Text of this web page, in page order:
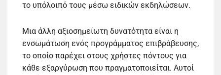
το υπόλοιπό τους μέσω ειδικών εκδηλώσεων.
Μια άλλη αξιοσημείωτη δυνατότητα είναι η
ενσωμάτωση ενός προγράμματος επιβράβευσης,
το οποίο παρέχει στους χρήστες πόντους για
κάθε εξαργύρωση που πραγματοποιείται. Αυτοί